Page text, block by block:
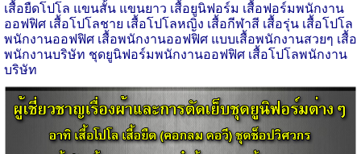
เสื้อยืดโปโล แขนสั้น แขนยาว เสื้อยูนิฟอร์ม เสื้อฟอร์มพนักงาน
ออฟฟิศเสื้อโปโลชาย เสื้อโปโลหญิง เสื้อกีฬาสี เสื้อรุ่น เสื้อโปโล
พนักงานออฟฟิศ เสื้อพนักงานออฟฟิศ แบบเสื้อพนักงานสวยๆ เสื้อ
พนักงานบริษัท ชุดยูนิฟอร์มพนักงานออฟฟิศ เสื้อโปโลพนักงาน
บริษัท